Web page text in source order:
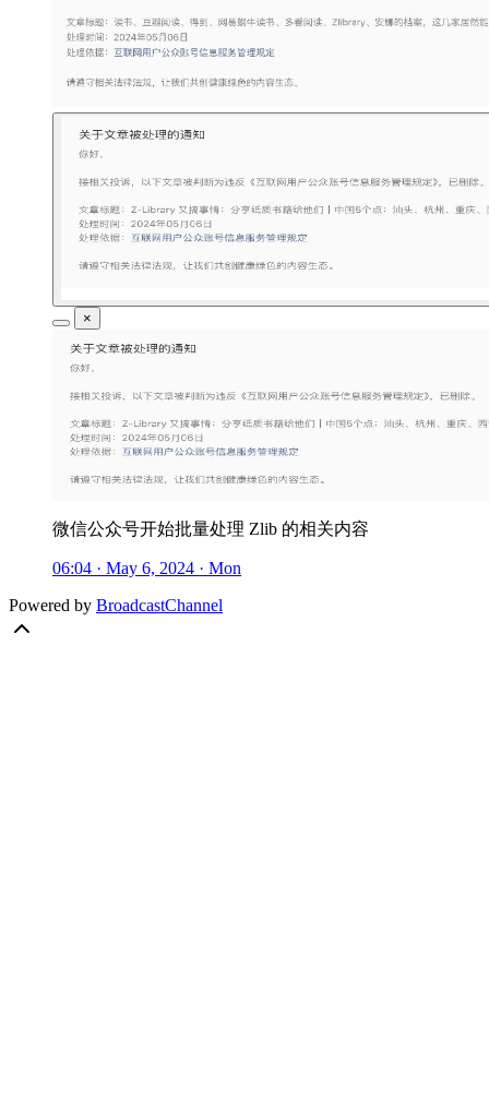
×
微信公众号开始批量处理 Zlib 的相关内容
06:04 · May 6, 2024 · Mon
Powered by BroadcastChannel